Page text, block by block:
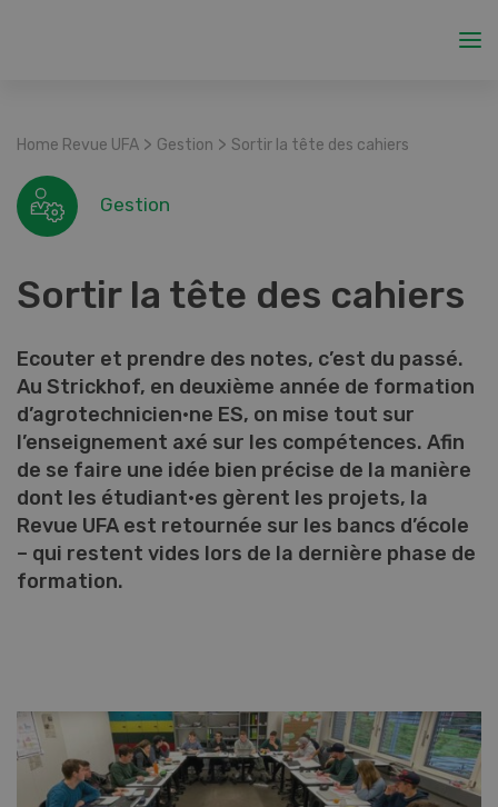
Home Revue UFA > Gestion > Sortir la tête des cahiers
Gestion
Sortir la tête des cahiers
Ecouter et prendre des notes, c’est du passé.
Au Strickhof, en deuxième année de formation
d’agrotechnicien·ne ES, on mise tout sur
l’enseignement axé sur les compétences. Afin
de se faire une idée bien précise de la manière
dont les étudiant·es gèrent les projets, la
Revue UFA est retournée sur les bancs d’école
– qui restent vides lors de la dernière phase de
formation.